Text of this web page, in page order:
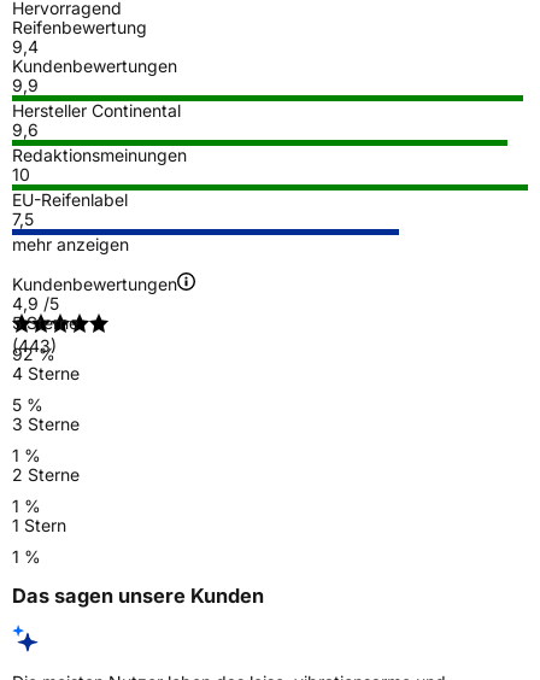
Hervorragend
Reifenbewertung
9,4
Kundenbewertungen
9,9
Hersteller Continental
9,6
Redaktionsmeinungen
10
EU-Reifenlabel
7,5
mehr anzeigen
Kundenbewertungen
4,9 /5
(443)
5 Sterne
92 %
4 Sterne
5 %
3 Sterne
1 %
2 Sterne
1 %
1 Stern
1 %
Das sagen unsere Kunden